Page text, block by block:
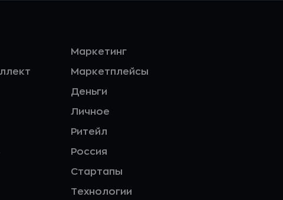
Маркетинг
Маркетплейсы
Деньги
Личное
Ритейл
Россия
Стартапы
Технологии